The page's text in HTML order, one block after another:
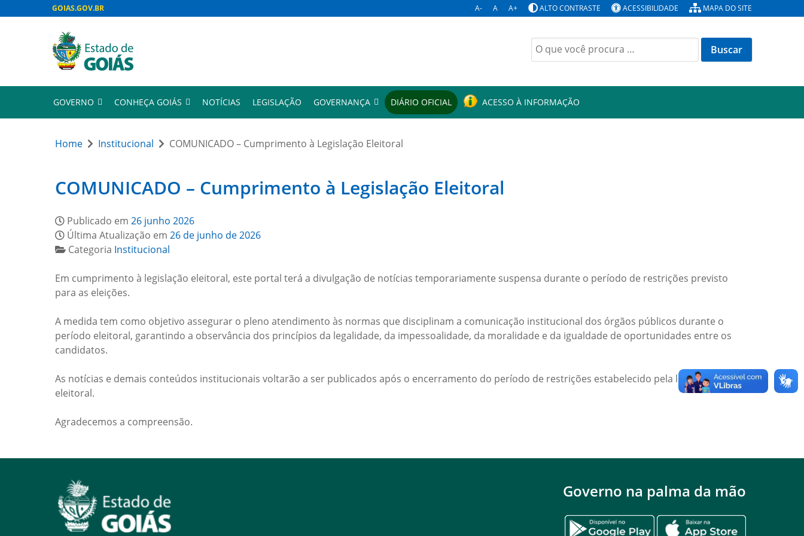
GOIAS.GOV.BR A- A A+ ALTO CONTRASTE ACESSIBILIDADE MAPA DO SITE
Buscar
por:
GOVERNO CONHEÇA GOIÁS NOTÍCIAS LEGISLAÇÃO GOVERNANÇA DIÁRIO OFICIAL ACESSO À INFORMAÇÃO
Home Institucional COMUNICADO – Cumprimento à Legislação Eleitoral
COMUNICADO – Cumprimento à Legislação Eleitoral
Publicado em 26 junho 2026
Última Atualização em 26 de junho de 2026
Categoria Institucional
Em cumprimento à legislação eleitoral, este portal terá a divulgação de notícias temporariamente suspensa durante o período de restrições previsto
para as eleições.
A medida tem como objetivo assegurar o pleno atendimento às normas que disciplinam a comunicação institucional dos órgãos públicos durante o
período eleitoral, garantindo a observância dos princípios da legalidade, da impessoalidade, da moralidade e da igualdade de oportunidades entre os
candidatos.
As notícias e demais conteúdos institucionais voltarão a ser publicados após o encerramento do período de restrições estabelecido pela legislação
eleitoral.
Agradecemos a compreensão.
Governo na palma da mão